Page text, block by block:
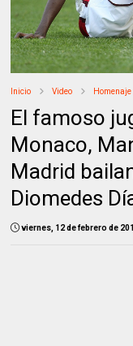
Inicio Video Homenaje
El famoso
Monaco,
Madrid
Diomedes
viernes, 12 de febrero de